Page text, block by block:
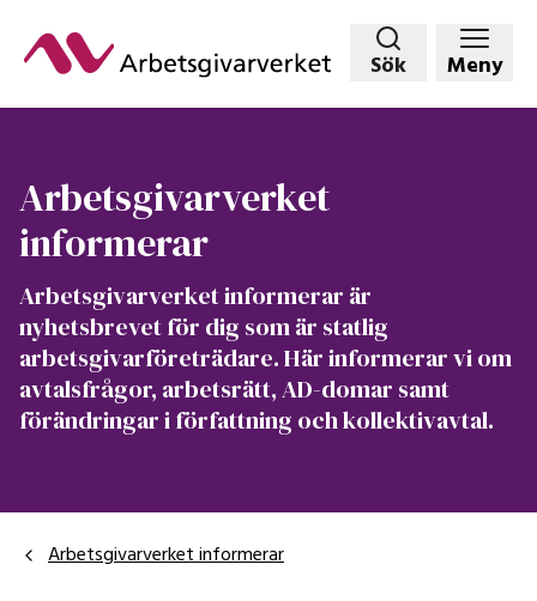
Sök Meny
Arbetsgivarverket
informerar
Arbetsgivarverket informerar är
nyhetsbrevet för dig som är statlig
arbetsgivarföreträdare. Här informerar vi om
avtalsfrågor, arbetsrätt, AD-domar samt
förändringar i författning och kollektivavtal.
Arbetsgivarverket informerar